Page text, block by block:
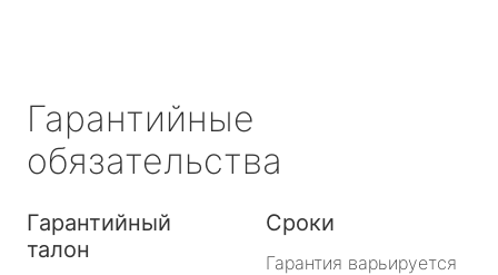
Гарантийные
обязательства
Гарантийный
талон
Сроки
Гарантия варьируется